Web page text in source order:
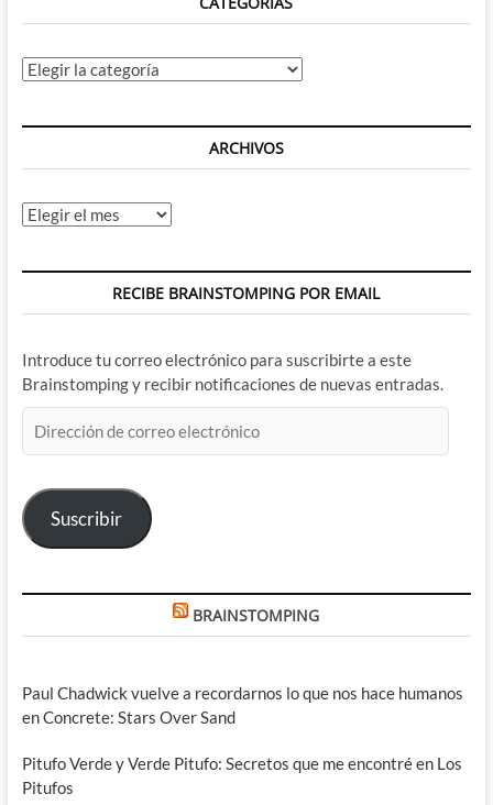
Categorías
ARCHIVOS
Archivos
RECIBE BRAINSTOMPING POR EMAIL
Introduce tu correo electrónico para suscribirte a este
Brainstomping y recibir notificaciones de nuevas entradas.
de
electrónico
Suscribir
BRAINSTOMPING
Paul Chadwick vuelve a recordarnos lo que nos hace humanos
en Concrete: Stars Over Sand
Pitufo Verde y Verde Pitufo: Secretos que me encontré en Los
Pitufos